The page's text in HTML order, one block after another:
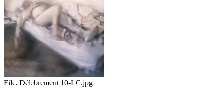
File: Délebrement 10-LC.jpg